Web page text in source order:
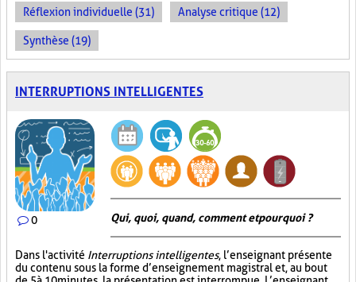
Réflexion individuelle (31) Analyse critique (12)
Synthèse (19)
INTERRUPTIONS INTELLIGENTES
0 Qui, quoi, quand, comment et pourquoi ?
Dans l'activité Interruptions intelligentes, l’enseignant présente
du contenu sous la forme d’enseignement magistral et, au bout